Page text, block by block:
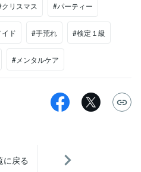
リスマス #パーティー
ド #手荒れ #検定１級
#メンタルケア
に戻る